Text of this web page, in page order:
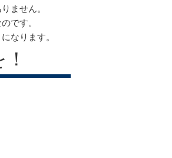
ません。
です。
なります。